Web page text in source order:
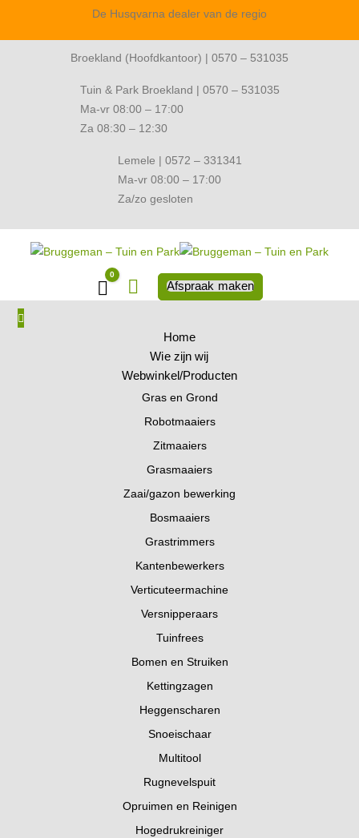
De Husqvarna dealer van de regio
Broekland (Hoofdkantoor) | 0570 – 531035
Tuin & Park Broekland | 0570 – 531035
Ma-vr 08:00 – 17:00
Za 08:30 – 12:30
Lemele | 0572 – 331341
Ma-vr 08:00 – 17:00
Za/zo gesloten
Winkelwagen
0
Afspraak maken
Home
Wie zijn wij
Webwinkel/Producten
Gras en Grond
Robotmaaiers
Zitmaaiers
Grasmaaiers
Zaai/gazon bewerking
Bosmaaiers
Grastrimmers
Kantenbewerkers
Verticuteermachine
Versnipperaars
Tuinfrees
Bomen en Struiken
Kettingzagen
Heggenscharen
Snoeischaar
Multitool
Rugnevelspuit
Opruimen en Reinigen
Hogedrukreiniger